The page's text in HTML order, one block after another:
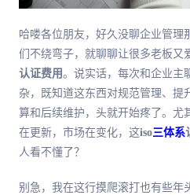
哈喽各位朋友，好久没聊企业管理
们不绕弯子，就聊聊让很多老板
认证费用。说实话，每次和企业主
杂，既知道这东西对规范管理、提
算和后续维护，头就开始疼了。尤
在更新，市场在变化，这iso三体系
人看不懂了？
别急，我在这行摸爬滚打也有些年